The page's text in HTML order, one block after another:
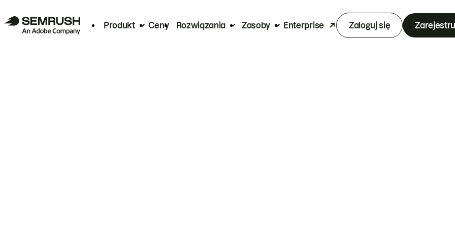
Produkt Ceny Rozwiązania Zasoby Enterprise Zaloguj się